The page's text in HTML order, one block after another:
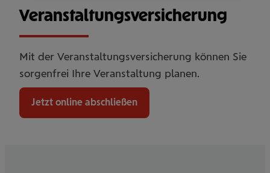
Ver­an­stal­tungs­ver­si­che­rung
Mit der Veranstaltungsversicherung können Sie
sorgenfrei Ihre Veranstaltung planen.
Jetzt online abschließen